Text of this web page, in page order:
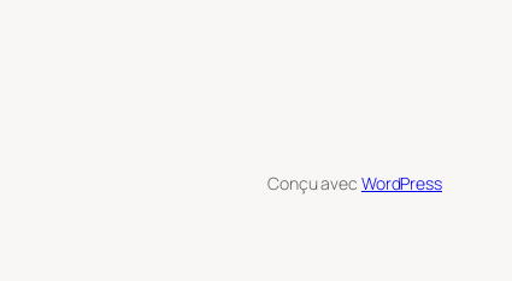
Conçu avec WordPress